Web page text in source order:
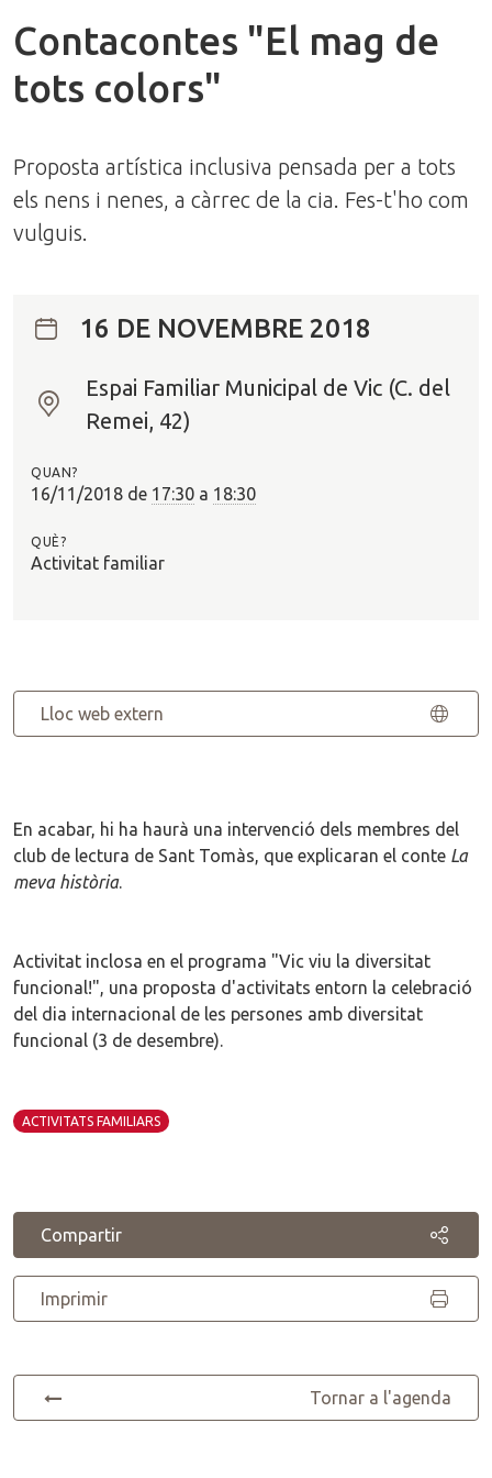
Contacontes "El mag de
tots colors"
Proposta artística inclusiva pensada per a tots
els nens i nenes, a càrrec de la cia. Fes-t'ho com
vulguis.
16 DE NOVEMBRE 2018
O
?
Espai Familiar Municipal de Vic (C. del
Remei, 42)
QUAN?
16/11/2018 de 17:30 a 18:30
QUÈ?
Activitat familiar
Lloc web extern
En acabar, hi ha haurà una intervenció dels membres del
club de lectura de Sant Tomàs, que explicaran el conte La
meva història.
Activitat inclosa en el programa "Vic viu la diversitat
funcional!", una proposta d'activitats entorn la celebració
del dia internacional de les persones amb diversitat
funcional (3 de desembre).
ACTIVITATS FAMILIARS
Compartir
Imprimir
Tornar a l'agenda